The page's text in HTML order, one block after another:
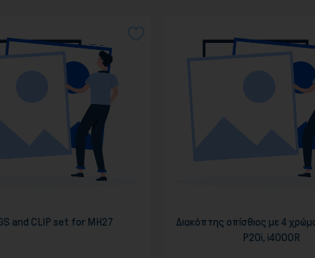
and CLIP set for MH27
Διακόπτης οπίσθιος με 4
P20i, i4000R